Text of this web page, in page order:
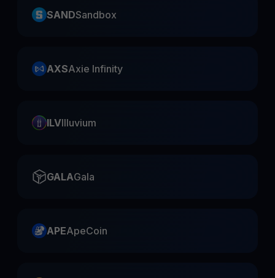
SANDSandbox
AXSAxie Infinity
ILVIlluvium
GALAGala
APEApeCoin